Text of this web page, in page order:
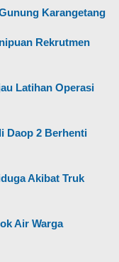
Karangetang
Rekrutmen
Latihan Operasi
Daop 2 Berhenti
Akibat Truk
Air Warga